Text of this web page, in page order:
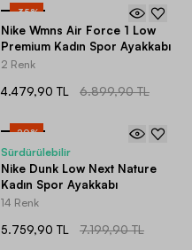
-35%
Nike Wmns Air Force 1 Low
Premium Kadın Spor Ayakkabı
2 Renk
4.479,90 TL 6.899,90 TL
-20%
Sürdürülebilir
Nike Dunk Low Next Nature
Kadın Spor Ayakkabı
14 Renk
5.759,90 TL 7.199,90 TL